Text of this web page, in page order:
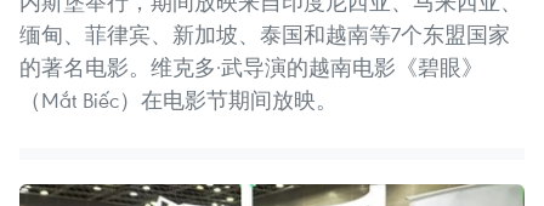
缅甸、菲律宾、新加坡、泰国和越南等7个东盟国家
的著名电影。维克多·武导演的越南电影《碧眼》
（Mắt Biếc）在电影节期间放映。